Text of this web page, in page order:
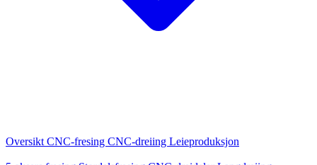
Oversikt CNC-fresing CNC-dreiing Leieproduksjon